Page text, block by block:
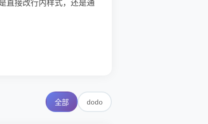
直接改行内样式，还是通
全部 dodo